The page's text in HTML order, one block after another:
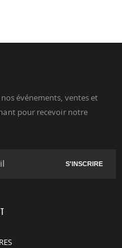
événements, ventes et
pour recevoir notre
S'INSCRIRE